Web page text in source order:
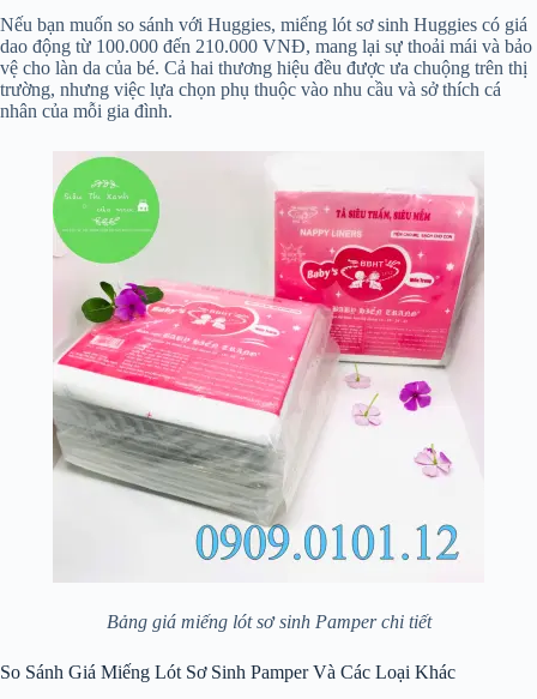
Nếu bạn muốn so sánh với Huggies, miếng lót sơ sinh Huggies có giá
dao động từ 100.000 đến 210.000 VNĐ, mang lại sự thoải mái và bảo
vệ cho làn da của bé. Cả hai thương hiệu đều được ưa chuộng trên thị
trường, nhưng việc lựa chọn phụ thuộc vào nhu cầu và sở thích cá
nhân của mỗi gia đình.
Bảng giá miếng lót sơ sinh Pamper chi tiết
So Sánh Giá Miếng Lót Sơ Sinh Pamper Và Các Loại Khác